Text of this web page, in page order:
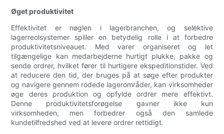
Øget produktivitet
Effektivitet er nøglen i lagerbranchen, og selektive
lagerreolsystemer spiller en betydelig rolle i at forbedre
produktivitetsniveauet. Med varer organiseret og let
tilgængelige kan medarbejderne hurtigt plukke, pakke og
sende ordrer, hvilket fører til hurtigere ekspeditionstider. Ved
at reducere den tid, der bruges på at søge efter produkter
og navigere gennem rodede lagerområder, kan virksomheder
øge deres produktion og opfylde ordrer mere effektivt.
Denne produktivitetsforøgelse gavner ikke kun
virksomheden, men forbedrer også den samlede
kundetilfredshed ved at levere ordrer rettidigt.